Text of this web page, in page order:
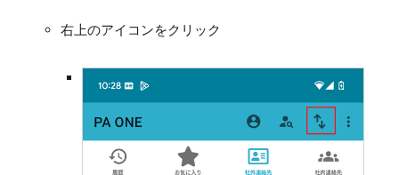
右上のアイコンをクリック